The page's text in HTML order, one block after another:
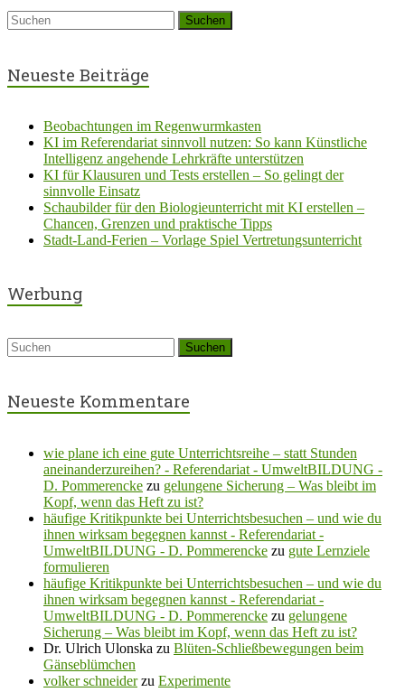
Neueste Beiträge
Beobachtungen im Regenwurmkasten
KI im Referendariat sinnvoll nutzen: So kann Künstliche
Intelligenz angehende Lehrkräfte unterstützen
KI für Klausuren und Tests erstellen – So gelingt der
sinnvolle Einsatz
Schaubilder für den Biologieunterricht mit KI erstellen –
Chancen, Grenzen und praktische Tipps
Stadt-Land-Ferien – Vorlage Spiel Vertretungsunterricht
Werbung
Neueste Kommentare
wie plane ich eine gute Unterrichtsreihe – statt Stunden
aneinanderzureihen? - Referendariat - UmweltBILDUNG -
D. Pommerencke zu gelungene Sicherung – Was bleibt im
Kopf, wenn das Heft zu ist?
häufige Kritikpunkte bei Unterrichtsbesuchen – und wie du
ihnen wirksam begegnen kannst - Referendariat -
UmweltBILDUNG - D. Pommerencke zu gute Lernziele
formulieren
häufige Kritikpunkte bei Unterrichtsbesuchen – und wie du
ihnen wirksam begegnen kannst - Referendariat -
UmweltBILDUNG - D. Pommerencke zu gelungene
Sicherung – Was bleibt im Kopf, wenn das Heft zu ist?
Dr. Ulrich Ulonska zu Blüten-Schließbewegungen beim
Gänseblümchen
volker schneiderzu Experimente